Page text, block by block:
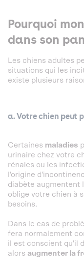
Pourquoi
dans son
Les chiens adultes
situations qui les
existe plusieurs
a. Votre chien peut
Certaines maladies
urinaire chez votre
rénales ou les
l'origine
diabète augmentent
oblige votre chien à
besoins.
Dans le cas de
fera normalement
il est conscient qu'il
alors augmenter la